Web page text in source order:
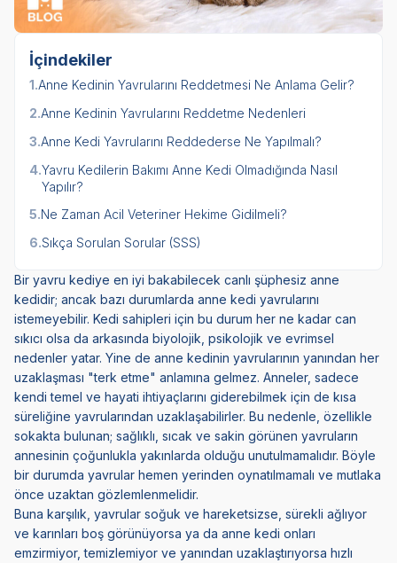
İçindekiler
1.Anne Kedinin Yavrularını Reddetmesi Ne Anlama Gelir?
2.Anne Kedinin Yavrularını Reddetme Nedenleri
3.Anne Kedi Yavrularını Reddederse Ne Yapılmalı?
4.Yavru Kedilerin Bakımı Anne Kedi Olmadığında Nasıl
Yapılır?
5.Ne Zaman Acil Veteriner Hekime Gidilmeli?
6.Sıkça Sorulan Sorular (SSS)
Bir yavru kediye en iyi bakabilecek canlı şüphesiz anne
kedidir; ancak bazı durumlarda anne kedi yavrularını
istemeyebilir. Kedi sahipleri için bu durum her ne kadar can
sıkıcı olsa da arkasında biyolojik, psikolojik ve evrimsel
nedenler yatar. Yine de anne kedinin yavrularının yanından her
uzaklaşması "terk etme" anlamına gelmez. Anneler, sadece
kendi temel ve hayati ihtiyaçlarını giderebilmek için de kısa
süreliğine yavrularından uzaklaşabilirler. Bu nedenle, özellikle
sokakta bulunan; sağlıklı, sıcak ve sakin görünen yavruların
annesinin çoğunlukla yakınlarda olduğu unutulmamalıdır. Böyle
bir durumda yavrular hemen yerinden oynatılmamalı ve mutlaka
önce uzaktan gözlemlenmelidir.
Buna karşılık, yavrular soğuk ve hareketsizse, sürekli ağlıyor
ve karınları boş görünüyorsa ya da anne kedi onları
emzirmiyor, temizlemiyor ve yanından uzaklaştırıyorsa hızlı